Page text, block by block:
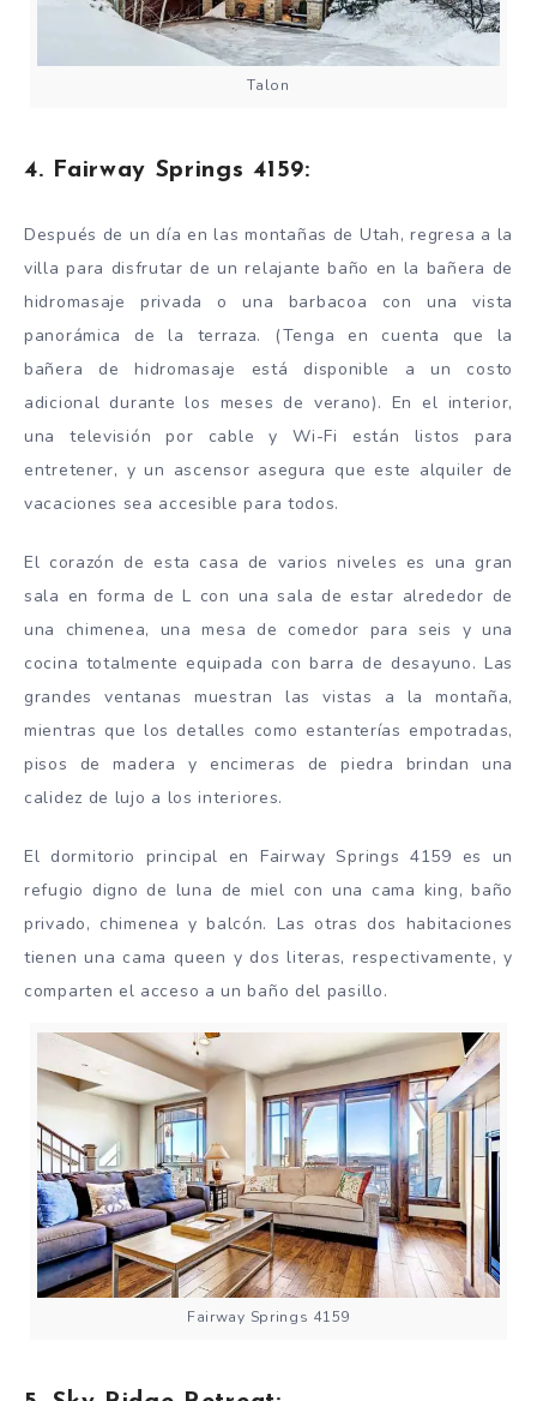
Talon
4. Fairway Springs 4159:
Después de un día en las montañas de Utah, regresa a la
villa para disfrutar de un relajante baño en la bañera de
hidromasaje privada o una barbacoa con una vista
panorámica de la terraza. (Tenga en cuenta que la
bañera de hidromasaje está disponible a un costo
adicional durante los meses de verano). En el interior,
una televisión por cable y Wi-Fi están listos para
entretener, y un ascensor asegura que este alquiler de
vacaciones sea accesible para todos.
El corazón de esta casa de varios niveles es una gran
sala en forma de L con una sala de estar alrededor de
una chimenea, una mesa de comedor para seis y una
cocina totalmente equipada con barra de desayuno. Las
grandes ventanas muestran las vistas a la montaña,
mientras que los detalles como estanterías empotradas,
pisos de madera y encimeras de piedra brindan una
calidez de lujo a los interiores.
El dormitorio principal en Fairway Springs 4159 es un
refugio digno de luna de miel con una cama king, baño
privado, chimenea y balcón. Las otras dos habitaciones
tienen una cama queen y dos literas, respectivamente, y
comparten el acceso a un baño del pasillo.
Fairway Springs 4159